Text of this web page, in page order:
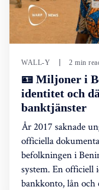
WALL-Y 2 min
🪪 Miljoner i
identitet och
banktjänster
År 2017 saknade
officiella
befolkningen i
system. En officiell
bankkonto, lån och